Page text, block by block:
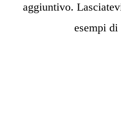
aggiuntivo.
esempi di